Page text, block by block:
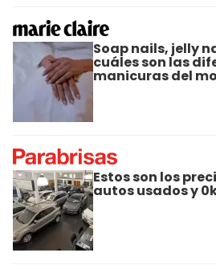
Soap nails, jelly
cuáles son las
manicuras del
Estos son los
autos usados y